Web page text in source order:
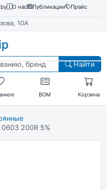
О нас Публикации
Прайс
10А
Найти
BOM Корзина
200R 5%